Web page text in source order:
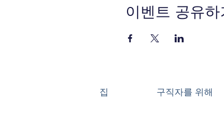
이벤트 공유하
집 구직자를 위해